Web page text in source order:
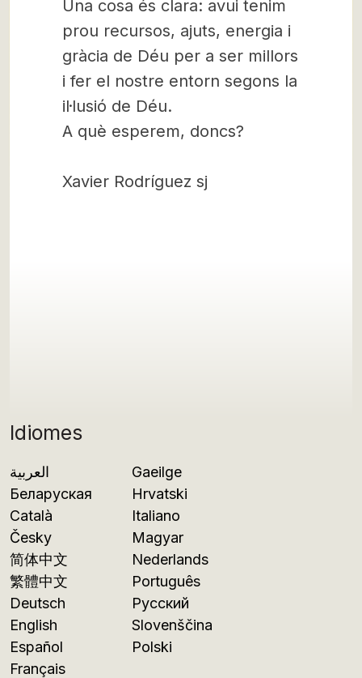
Idiomes
العربية
Беларуская
Català
Česky
简体中文
繁體中文
Deutsch
English
Español
Français
Gaeilge
Hrvatski
Italiano
Magyar
Nederlands
Português
Русский
Slovenščina
Polski
Una cosa és clara: avui tenim
prou recursos, ajuts, energia i
gràcia de Déu per a ser millors
i fer el nostre entorn segons la
il·lusió de Déu.
A què esperem, doncs?
Xavier Rodríguez sj